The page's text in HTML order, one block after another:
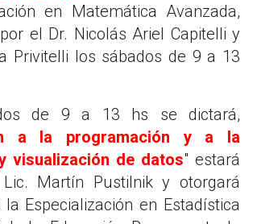
en Matemática Avanzada,
el Dr. Nicolás Ariel Capitelli y
Privitelli los sábados de 9 a 13
de 9 a 13 hs se dictará,
a la programación y a la
visualización de datos" estará
Martín Pustilnik y otorgará
Especialización en Estadística